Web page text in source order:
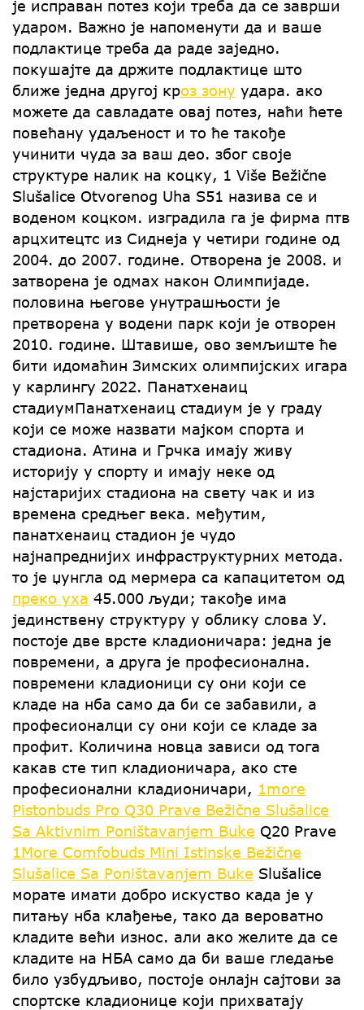
је исправан потез који треба да се заврши
ударом. Важно је напоменути да и ваше
подлактице треба да раде заједно.
покушајте да држите подлактице што
ближе једна другој кроз зону удара. ако
можете да савладате овај потез, наћи ћете
повећану удаљеност и то ће такође
учинити чуда за ваш део. због своје
структуре налик на коцку, 1 Više Bežične
Slušalice Otvorenog Uha S51 назива се и
воденом коцком. изградила га је фирма птв
арцхитецтс из Сиднеја у четири године од
2004. до 2007. године. Отворена је 2008. и
затворена је одмах након Олимпијаде.
половина његове унутрашњости је
претворена у водени парк који је отворен
2010. године. Штавише, ово земљиште ће
бити идомаћин Зимских олимпијских игара
у карлингу 2022. Панатхенаиц
стадиумПанатхенаиц стадиум је у граду
који се може назвати мајком спорта и
стадиона. Атина и Грчка имају живу
историју у спорту и имају неке од
најстаријих стадиона на свету чак и из
времена средњег века. међутим,
панатхенаиц стадион је чудо
најнапреднијих инфраструктурних метода.
то је џунгла од мермера са капацитетом од
преко уха 45.000 људи; такође има
јединствену структуру у облику слова У.
постоје две врсте кладионичара: једна је
повремени, а друга је професионална.
повремени кладионици су они који се
кладе на нба само да би се забавили, а
професионалци су они који се кладе за
профит. Количина новца зависи од тога
какав сте тип кладионичара, ако сте
професионални кладионичари, 1more
Pistonbuds Pro Q30 Prave Bežične Slušalice
Sa Aktivnim Poništavanjem Buke Q20 Prave
1More Comfobuds Mini Istinske Bežične
Slušalice Sa Poništavanjem Buke Slušalice
морате имати добро искуство када је у
питању нба клађење, тако да вероватно
кладите већи износ. али ако желите да се
кладите на НБА само да би ваше гледање
било узбудљиво, постоје онлајн сајтови за
спортске кладионице који прихватају